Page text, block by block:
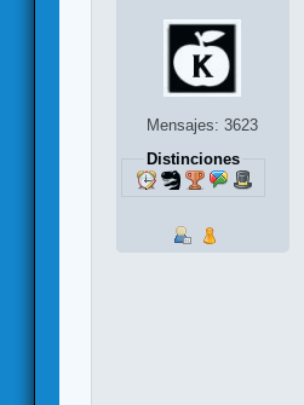
Mensajes: 3623
Distinciones